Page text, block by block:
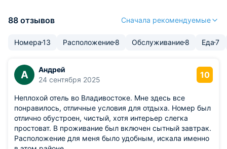
88 отзывов Сначала рекомендуемые
Номера13 Расположение8 Обслуживание8 Еда7
А
Андрей
24 сентября 2025
10
Неплохой отель во Владивостоке. Мне здесь все
понравилось, отличные условия для отдыха. Номер был
отлично обустроен, чистый, хотя интерьер слегка
простоват. В проживание был включен сытный завтрак.
Расположение для меня было удобным, искала именно